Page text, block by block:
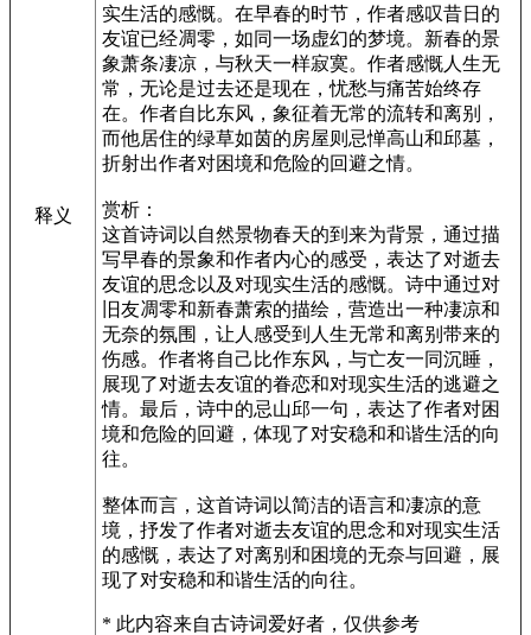
释义
实生活的感慨。在早春的时节，作者感叹昔日的
友谊已经凋零，如同一场虚幻的梦境。新春的景
象萧条凄凉，与秋天一样寂寞。作者感慨人生无
常，无论是过去还是现在，忧愁与痛苦始终存
在。作者自比东风，象征着无常的流转和离别，
而他居住的绿草如茵的房屋则忌惮高山和邱墓，
折射出作者对困境和危险的回避之情。
赏析：
这首诗词以自然景物春天的到来为背景，通过描
写早春的景象和作者内心的感受，表达了对逝去
友谊的思念以及对现实生活的感慨。诗中通过对
旧友凋零和新春萧索的描绘，营造出一种凄凉和
无奈的氛围，让人感受到人生无常和离别带来的
伤感。作者将自己比作东风，与亡友一同沉睡，
展现了对逝去友谊的眷恋和对现实生活的逃避之
情。最后，诗中的忌山邱一句，表达了作者对困
境和危险的回避，体现了对安稳和和谐生活的向
往。
整体而言，这首诗词以简洁的语言和凄凉的意
境，抒发了作者对逝去友谊的思念和对现实生活
的感慨，表达了对离别和困境的无奈与回避，展
现了对安稳和和谐生活的向往。
* 此内容来自古诗词爱好者，仅供参考